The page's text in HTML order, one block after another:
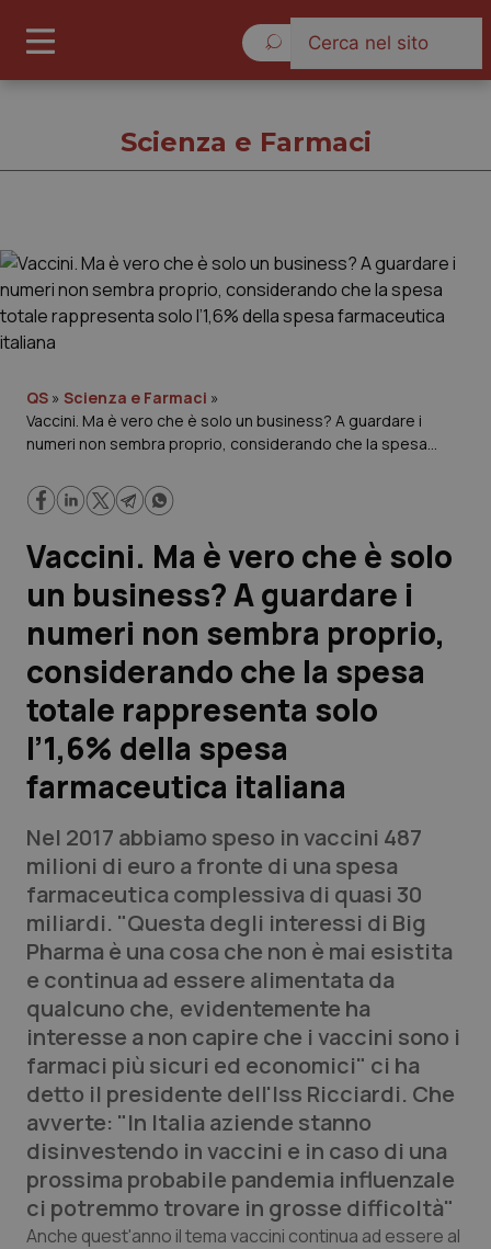
Cronache
Regioni e Asl
Lavoro e Professioni
Scienza e Farmaci
Studi e Analisi
Lettere al direttore
Edizioni Regionali
QS Pro
Professionisti Sanitari.AI
Abruzzo
Basilicata
Calabria
Campania
Emilia-Romagna
Friuli Venezia Giulia
Lazio
QS Pro Gold
Artrite & artrosi
Asma & BPCO
Car-T
Colesterolo & coronaropatie
Dermatite Atopica
Diabete & glucometri
QS Club Newsletter
Scienza e Farmaci
QS » Scienza e Farmaci »
Vaccini. Ma è vero che è solo un business? A guardare i
numeri non sembra proprio, considerando che la spesa
italiana
Vaccini. Ma è vero che è solo
un business? A guardare i
numeri non sembra proprio,
considerando che la spesa
totale rappresenta solo
l’1,6% della spesa
farmaceutica italiana
Nel 2017 abbiamo speso in vaccini 487
milioni di euro a fronte di una spesa
farmaceutica complessiva di quasi 30
miliardi. "Questa degli interessi di Big
Pharma è una cosa che non è mai esistita
e continua ad essere alimentata da
qualcuno che, evidentemente ha
interesse a non capire che i vaccini sono i
farmaci più sicuri ed economici" ci ha
detto il presidente dell'Iss Ricciardi. Che
avverte: "In Italia aziende stanno
disinvestendo in vaccini e in caso di una
prossima probabile pandemia influenzale
ci potremmo trovare in grosse difficoltà"
Anche quest'anno il tema vaccini continua ad essere al